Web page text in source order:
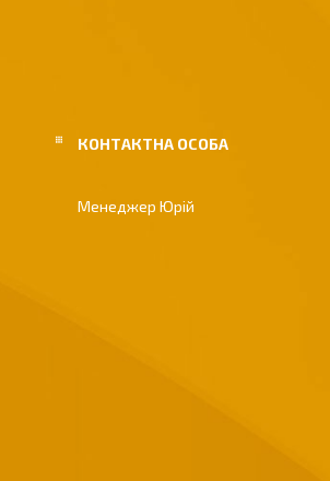
Менеджер Юрій